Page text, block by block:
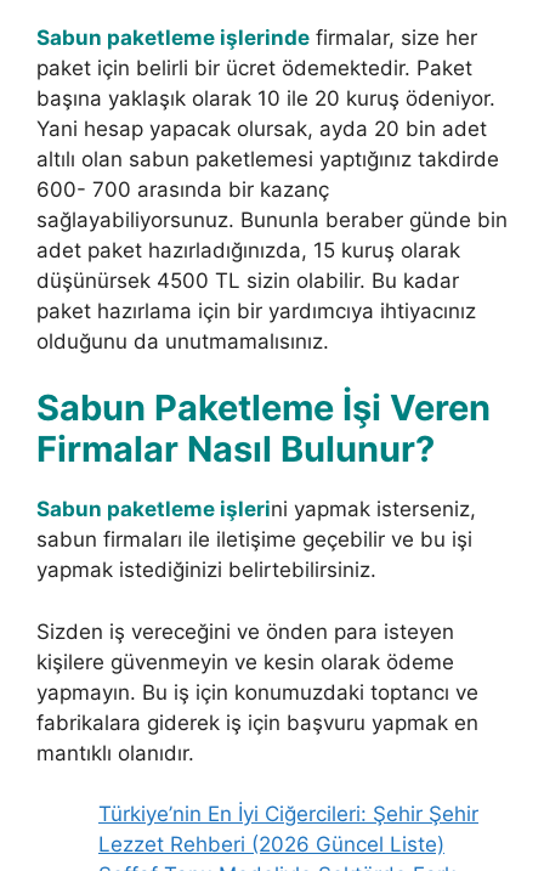
Sabun paketleme işlerinde firmalar, size her
paket için belirli bir ücret ödemektedir. Paket
başına yaklaşık olarak 10 ile 20 kuruş ödeniyor.
Yani hesap yapacak olursak, ayda 20 bin adet
altılı olan sabun paketlemesi yaptığınız takdirde
600- 700 arasında bir kazanç
sağlayabiliyorsunuz. Bununla beraber günde bin
adet paket hazırladığınızda, 15 kuruş olarak
düşünürsek 4500 TL sizin olabilir. Bu kadar
paket hazırlama için bir yardımcıya ihtiyacınız
olduğunu da unutmamalısınız.
Sabun Paketleme İşi Veren
Firmalar Nasıl Bulunur?
Sabun paketleme işlerini yapmak isterseniz,
sabun firmaları ile iletişime geçebilir ve bu işi
yapmak istediğinizi belirtebilirsiniz.
Sizden iş vereceğini ve önden para isteyen
kişilere güvenmeyin ve kesin olarak ödeme
yapmayın. Bu iş için konumuzdaki toptancı ve
fabrikalara giderek iş için başvuru yapmak en
mantıklı olanıdır.
Türkiye’nin En İyi Ciğercileri: Şehir Şehir
Lezzet Rehberi (2026 Güncel Liste)